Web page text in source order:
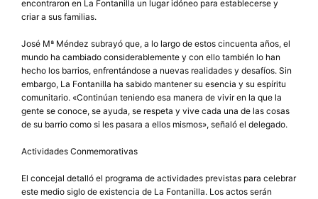
encontraron en La Fontanilla un lugar idóneo para establecerse y
criar a sus familias.
José Mª Méndez subrayó que, a lo largo de estos cincuenta años, el
mundo ha cambiado considerablemente y con ello también lo han
hecho los barrios, enfrentándose a nuevas realidades y desafíos. Sin
embargo, La Fontanilla ha sabido mantener su esencia y su espíritu
comunitario. «Continúan teniendo esa manera de vivir en la que la
gente se conoce, se ayuda, se respeta y vive cada una de las cosas
de su barrio como si les pasara a ellos mismos», señaló el delegado.
Actividades Conmemorativas
El concejal detalló el programa de actividades previstas para celebrar
este medio siglo de existencia de La Fontanilla. Los actos serán